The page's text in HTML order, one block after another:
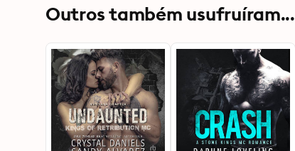
Outros também usufruíram...